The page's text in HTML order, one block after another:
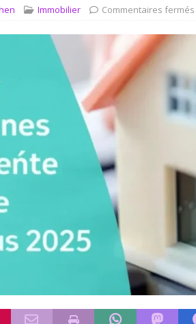
Comment le choix d’un scrutateur ag influence les
Immobilier Commentaires fermés